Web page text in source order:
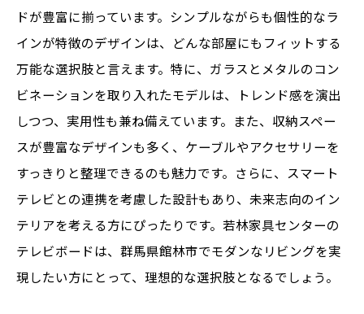
ドが豊富に揃っています。シンプルながらも個性的なラ
インが特徴のデザインは、どんな部屋にもフィットする
万能な選択肢と言えます。特に、ガラスとメタルのコン
ビネーションを取り入れたモデルは、トレンド感を演出
しつつ、実用性も兼ね備えています。また、収納スペー
スが豊富なデザインも多く、ケーブルやアクセサリーを
すっきりと整理できるのも魅力です。さらに、スマート
テレビとの連携を考慮した設計もあり、未来志向のイン
テリアを考える方にぴったりです。若林家具センターの
テレビボードは、群馬県館林市でモダンなリビングを実
現したい方にとって、理想的な選択肢となるでしょう。